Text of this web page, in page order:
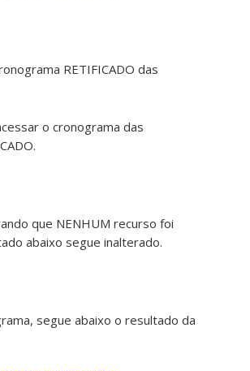
RETIFICADO das
o cronograma das
que NENHUM recurso foi
abaixo segue inalterado.
segue abaixo o resultado da